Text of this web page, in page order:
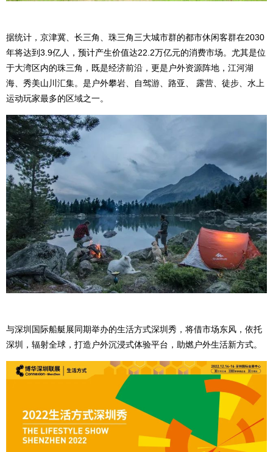
据统计，京津冀、长三角、珠三角三大城市群的都市休闲客群在2030
年将达到3.9亿人，预计产生价值达22.2万亿元的消费市场。尤其是位
于大湾区内的珠三角，既是经济前沿，更是户外资源阵地，江河湖
海、秀美山川汇集。是户外攀岩、自驾游、路亚、 露营、徒步、水上
运动玩家最多的区域之一。
与深圳国际船艇展同期举办的生活方式深圳秀，将借市场东风，依托
深圳，辐射全球，打造户外沉浸式体验平台，助燃户外生活新方式。